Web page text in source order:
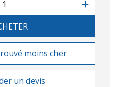
moins cher
un devis